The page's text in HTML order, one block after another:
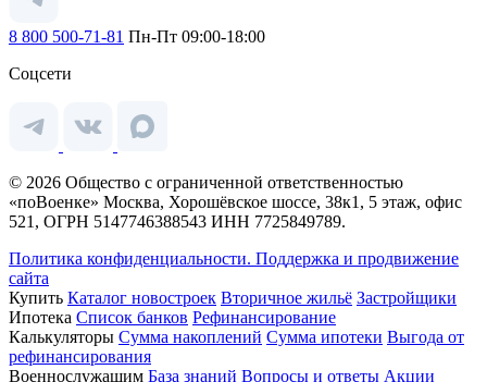
8 800 500-71-81 Пн-Пт 09:00-18:00
Соцсети
© 2026 Общество с ограниченной ответственностью
«поВоенке» Москва, Хорошёвское шоссе, 38к1, 5 этаж, офис
521, ОГРН 5147746388543 ИНН 7725849789.
Политика конфиденциальности. Поддержка и продвижение
сайта
Купить Каталог новостроек Вторичное жильё Застройщики
Ипотека Список банков Рефинансирование
Калькуляторы Сумма накоплений Сумма ипотеки Выгода от
рефинансирования
Военнослужащим База знаний Вопросы и ответы Акции